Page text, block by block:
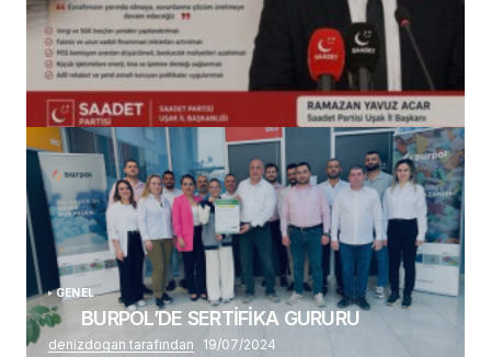
(başlıksız)
Alaattin Karahan tarafından 14/07/2026
GENEL
BURPOL’DE SERTİFİKA GURURU
denizdogan tarafından 19/07/2024